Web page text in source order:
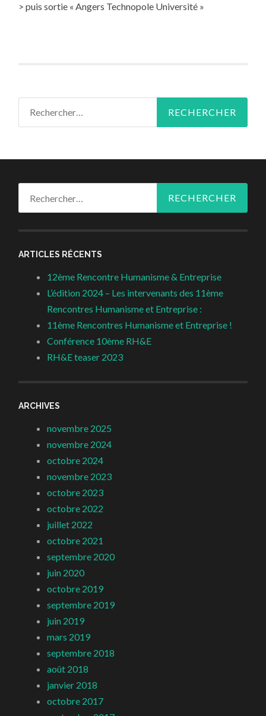
> puis sortie « Angers Technopole Université »
ARTICLES RÉCENTS
12ème Rencontre Humanisme & Entreprise
L’édition 2024 – Les intervenants des 11ème
Rencontres Humanisme et Entreprise :
11ème Rencontres Humanisme et Entreprise !
Conférence 10ème RH&E
RH&E teaser 2023
ARCHIVES
novembre 2025
novembre 2024
octobre 2024
novembre 2023
octobre 2023
octobre 2022
juillet 2022
octobre 2021
septembre 2020
juin 2020
octobre 2019
septembre 2019
juin 2019
mars 2019
septembre 2018
août 2018
janvier 2018
octobre 2017